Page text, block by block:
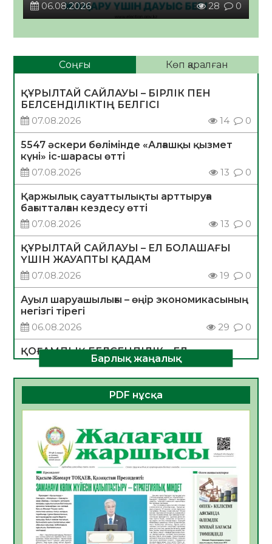
06.08.2026 28 0
Соңғы Көп қаралған
ҚҰРЫЛТАЙ САЙЛАУЫ – БІРЛІК ПЕН
БЕЛСЕНДІЛІКТІҢ БЕЛГІСІ
07.08.2026
14 0
5547 әскери бөлімінде «Алғашқы қызмет
күні» іс-шарасы өтті
07.08.2026
13 0
Қаржылық сауаттылықты арттыруға
бағытталған кездесу өтті
07.08.2026
13 0
ҚҰРЫЛТАЙ САЙЛАУЫ – ЕЛ БОЛАШАҒЫ
ҮШІН ЖАУАПТЫ ҚАДАМ
07.08.2026
19 0
Ауыл шаруашылығы – өңір экономикасының
негізгі тірегі
06.08.2026
29 0
ҚОҒАМДЫҚ БЕЛСЕНДІЛІК – ЕЛ
ДАМУЫНЫҢ НЕГІЗІ
06.08.2026
28 0
ҚҰРЫЛТАЙ САЙЛАУЫ – БОЛАШАҚҚА
БАСТАР ЖАУАПТЫ ТАҢДАУ
06.08.2026
Инфекциялық ауруларға қарсы иммундау
жұмыстарының тиімділігі
06.08.2026
31
Көкжөтел ауруы туралы
06.08.2026
28
Барлық жаңалық
PDF нұсқа